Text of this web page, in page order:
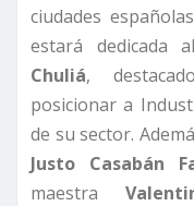
ciudades
estará dedicada
Chuliá,
posicionar a
de su sector.
Justo Casabán
maestra